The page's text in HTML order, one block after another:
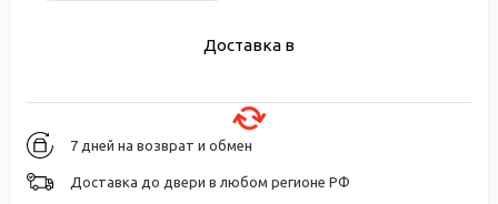
Доставка в
7 дней на возврат и обмен
Доставка до двери в любом регионе РФ